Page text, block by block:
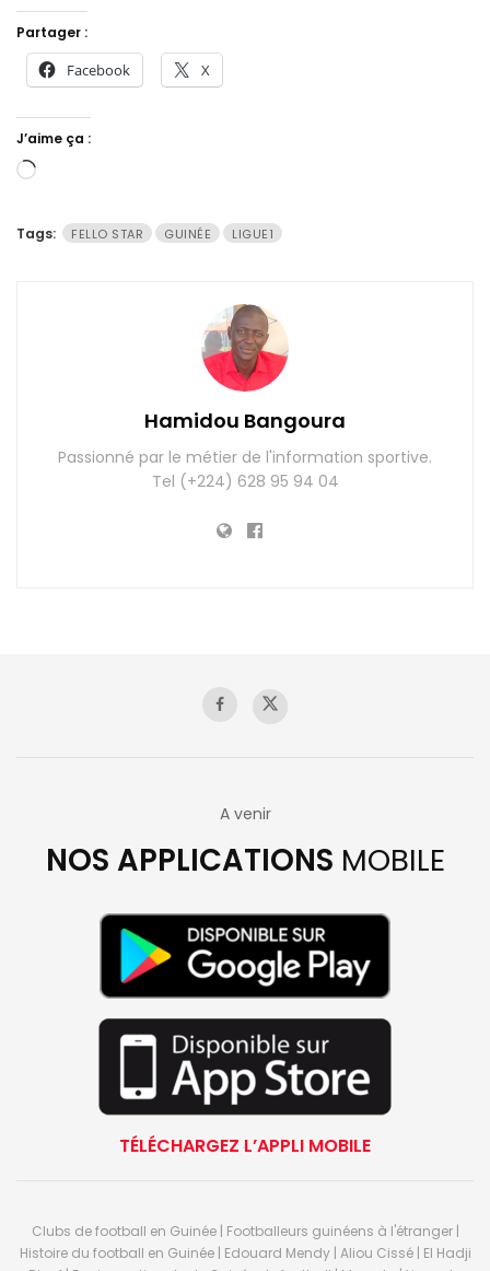
Partager :
Facebook X
J’aime ça :
Chargement…
Tags: FELLO STAR GUINÉE LIGUE1
Hamidou Bangoura
Passionné par le métier de l'information sportive.
Tel (+224) 628 95 94 04
A venir
NOS APPLICATIONS MOBILE
TÉLÉCHARGEZ L’APPLI MOBILE
Clubs de football en Guinée | Footballeurs guinéens à l'étranger |
Histoire du football en Guinée | Edouard Mendy | Aliou Cissé | El Hadji